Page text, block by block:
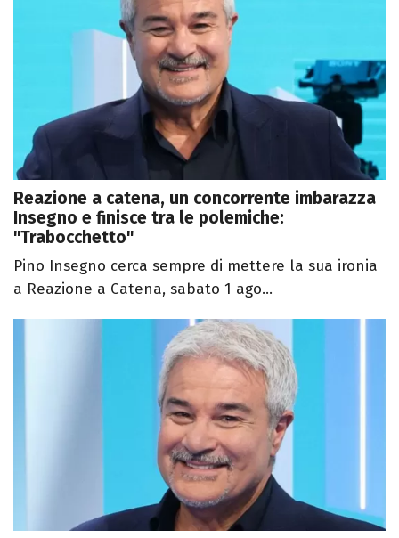
Reazione a catena, un concorrente imbarazza
Insegno e finisce tra le polemiche:
"Trabocchetto"
Pino Insegno cerca sempre di mettere la sua ironia
a Reazione a Catena, sabato 1 ago...